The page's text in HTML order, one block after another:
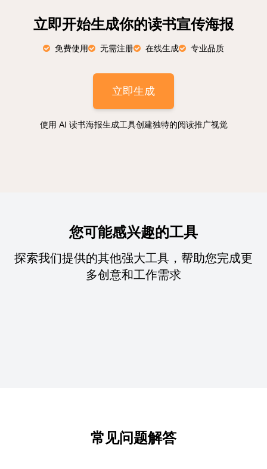
立即开始生成你的读书宣传海报
免费使用 无需注册 在线生成 专业品质
立即生成
使用 AI 读书海报生成工具创建独特的阅读推广视觉
您可能感兴趣的工具
探索我们提供的其他强大工具，帮助您完成更
多创意和工作需求
常见问题解答